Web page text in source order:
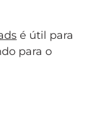
é útil para
para o